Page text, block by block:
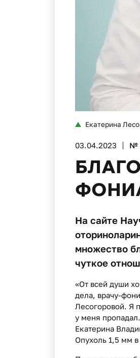
Екатерина
03.04.2023 №
На сайте
множество
чуткое
«От всей души
дела, врачу-
Лесогоровой. Я
у меня
Екатерина
Опухоль 1,5 мм